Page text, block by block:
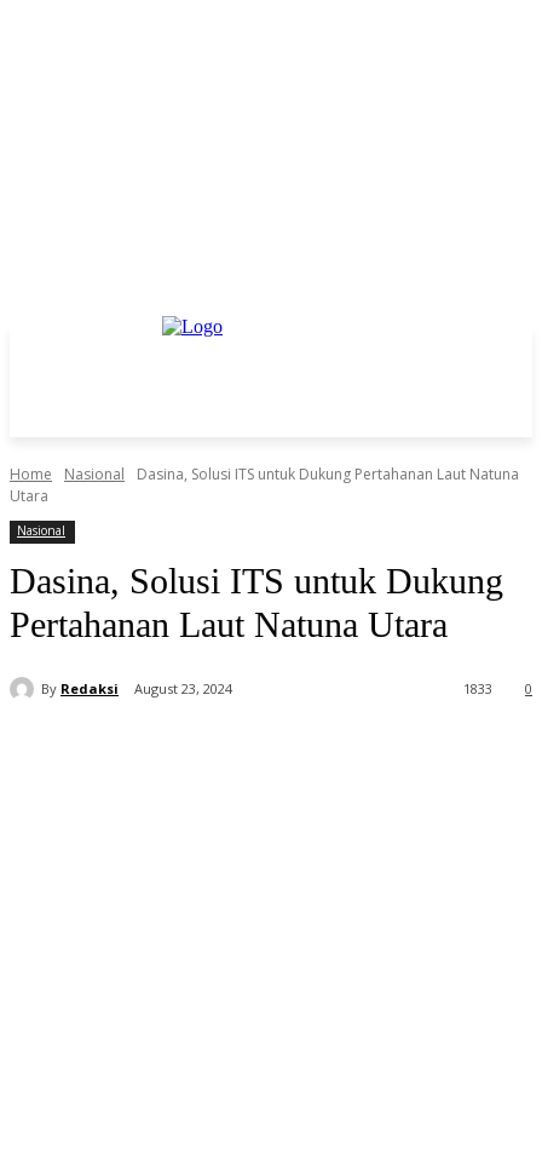
Home Nasional
Dasina, Solusi ITS untuk Dukung Pertahanan Laut Natuna
Utara
Nasional
Dasina, Solusi ITS untuk Dukung
Pertahanan Laut Natuna Utara
By Redaksi August 23, 2024 0
1833